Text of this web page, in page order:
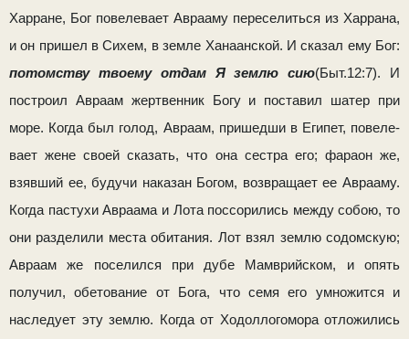
Харране, Бог повелевает Аврааму переселиться из Харрана,
и он пришел в Сихем, в земле Ханаанской. И сказал ему Бог:
потомству твоему отдам Я землю сию(Быт.12:7). И
постро­ил Авраам жертвенник Богу и поставил шатер при
море. Когда был голод, Авраам, пришедши в Египет, повеле­
вает жене своей сказать, что она сестра его; фараон же,
взяв­ший ее, будучи наказан Богом, возвращает ее Аврааму.
Когда пастухи Авраама и Лота поссорились между собою, то
они разделили места обитания. Лот взял землю содомскую;
Авраам же поселился при дубе Мамврийском, и опять
получил, обетование от Бога, что семя его умножится и
наследует эту землю. Когда от Ходоллогомора отложились